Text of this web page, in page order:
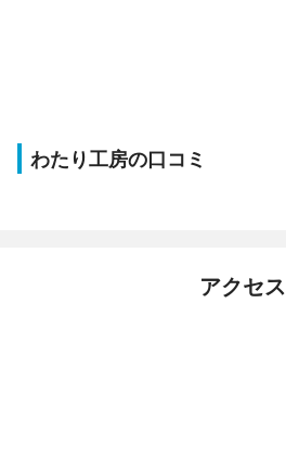
わたり工房の口コミ
アクセス